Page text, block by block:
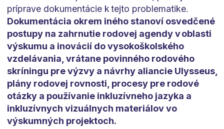
príprave dokumentácie k tejto problematike.
Dokumentácia okrem iného stanoví osvedčené
postupy na zahrnutie rodovej agendy v oblasti
výskumu a inovácií do vysokoškolského
vzdelávania, vrátane povinného rodového
skríningu pre výzvy a návrhy aliancie Ulysseus,
plány rodovej rovnosti, procesy pre rodové
otázky a používanie inkluzívneho jazyka a
inkluzívnych vizuálnych materiálov vo
výskumných projektoch.